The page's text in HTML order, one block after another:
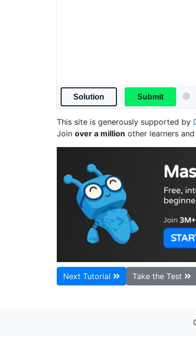
Solution Submit
This site is generously supported by
Join over a million other learners
Next Tutorial Take the Test